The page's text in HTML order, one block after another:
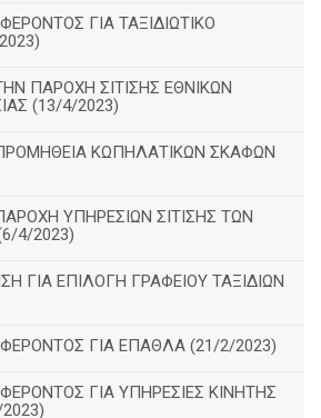
ΓΙΑ ΤΑΞΙΔΙΩΤΙΚΟ
ΠΑΡΟΧΗ ΣΙΤΙΣΗΣ ΕΘΝΙΚΩΝ
(13/4/2023)
ΚΩΠΗΛΑΤΙΚΩΝ ΣΚΑΦΩΝ
ΥΠΗΡΕΣΙΩΝ ΣΙΤΙΣΗΣ ΤΩΝ
4/2023)
ΓΙΑ ΕΠΙΛΟΓΗ ΓΡΑΦΕΙΟΥ ΤΑΞΙΔΙΩΝ
ΓΙΑ ΕΠΑΘΛΑ (21/2/2023)
ΓΙΑ ΥΠΗΡΕΣΙΕΣ ΚΙΝΗΤΗΣ